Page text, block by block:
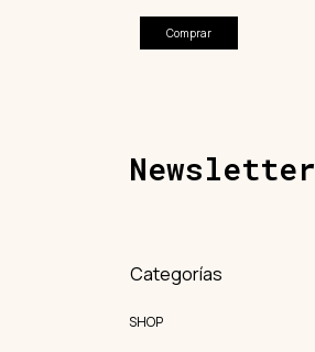
Comprar
Newsletter
Categorías
SHOP